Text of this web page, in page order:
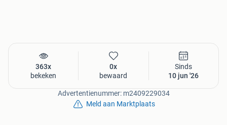
363x
bekeken
0x
bewaard
Sinds
10 jun '26
Advertentienummer: m2409229034
Meld aan Marktplaats